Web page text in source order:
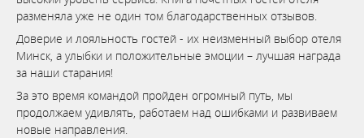
разменяла уже не один том благодарственных отзывов.
Доверие и лояльность гостей - их неизменный выбор отеля
Минск, а улыбки и положительные эмоции – лучшая награда
за наши старания!
За это время командой пройден огромный путь, мы
продолжаем удивлять, работаем над ошибками и развиваем
новые направления.